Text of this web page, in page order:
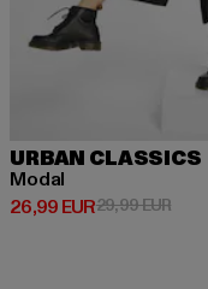
URBAN CLASSICS
Modal
26,99 EUR
Derzeitiger Preis: 26,99
29,99 EUR